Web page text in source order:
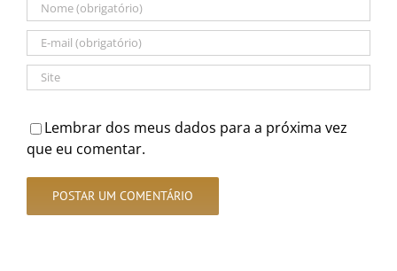
Lembrar dos meus dados para a próxima vez
que eu comentar.